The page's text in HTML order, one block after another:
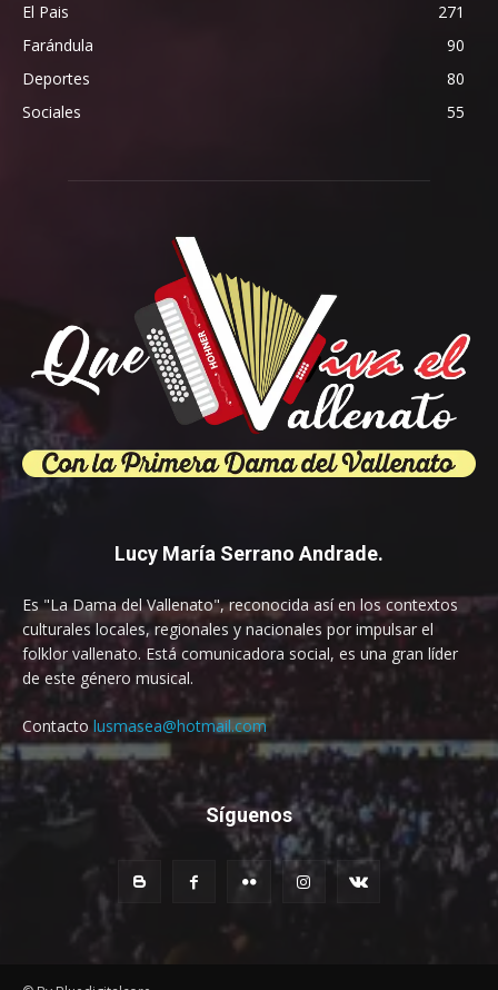
El Pais
271
Farándula
90
Deportes
80
Sociales
55
Lucy María Serrano Andrade.
Es "La Dama del Vallenato", reconocida así en los contextos
culturales locales, regionales y nacionales por impulsar el
folklor vallenato. Está comunicadora social, es una gran líder
de este género musical.
Contacto lusmasea@hotmail.com
Síguenos